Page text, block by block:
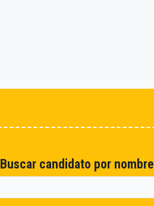
Buscar candidato por nombre